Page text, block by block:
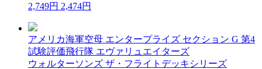
2,749円 2,474円
アメリカ海軍空母 エンタープライズ セクション G 第4
試験評価飛行隊 エヴァリュエイターズ
ウォルターソンズ ザ・フライトデッキシリーズ